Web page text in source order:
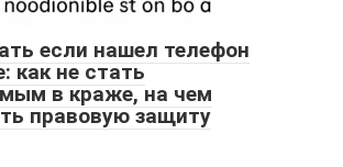
если нашел телефон
как не стать
в краже, на чем
правовую защиту